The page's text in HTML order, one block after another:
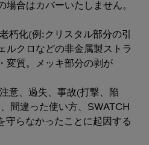
場合はカバーいたしません。
朽化(例:クリスタル部分の引
ルクロなどの非金属製ストラ
変質。メッキ部分の剥が
意、過失、事故(打撃、陥
間違った使い方、SWATCH
守らなかったことに起因する